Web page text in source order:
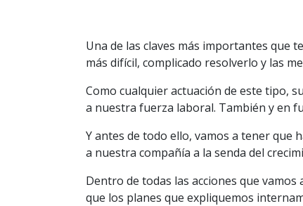
Una de las claves más importantes que
más difícil, complicado resolverlo y las
Como cualquier actuación de este tipo,
a nuestra fuerza laboral. También y en
Y antes de todo ello, vamos a tener que
a nuestra compañía a la senda del
Dentro de todas las acciones que
que los planes que expliquemos